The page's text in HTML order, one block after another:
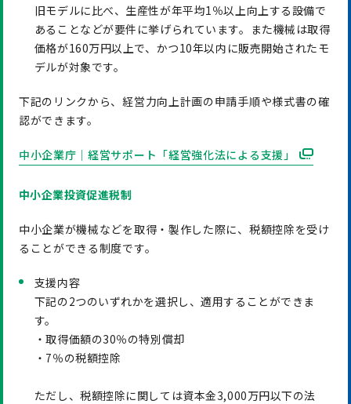
旧モデルに比べ、生産性が年平均1％以上向上する設備で
あることなどが要件に挙げられています。また機械は取得
価格が160万円以上で、かつ10年以内に販売開始されたモ
デルが対象です。
下記のリンクから、経営力向上計画の申請手順や様式書の確
認ができます。
中小企業庁｜経営サポート「経営強化法による支援」
中小企業投資促進税制
中小企業が機械などを取得・製作した際に、税額控除を受け
ることができる制度です。
支援内容
下記の2つのいずれかを選択し、適用することができま
す。
・取得価額の30％の特別償却
・7％の税額控除
ただし、税額控除に関しては資本金3,000万円以下の法